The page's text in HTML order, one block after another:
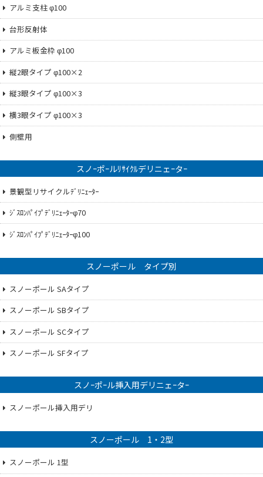
アルミ支柱 φ100
台形反射体
アルミ板金枠 φ100
縦2眼タイプ φ100×2
縦3眼タイプ φ100×3
横3眼タイプ φ100×3
側壁用
スノｰポｰルﾘｻｲｸﾙデリニェｰタｰ
景観型リサイクルﾃﾞﾘﾆｪｰﾀｰ
ｼﾞｽﾛﾝﾊﾟｲﾌﾟﾃﾞﾘﾆｪｰﾀｰφ70
ｼﾞｽﾛﾝﾊﾟｲﾌﾟﾃﾞﾘﾆｪｰﾀｰφ100
スノーポール タイプ別
スノーポール SAタイプ
スノーポール SBタイプ
スノーポール SCタイプ
スノーポール SFタイプ
スノｰポｰル挿入用デリニェｰタｰ
スノーポール挿入用デリ
スノーポール 1・2型
スノーポール 1型